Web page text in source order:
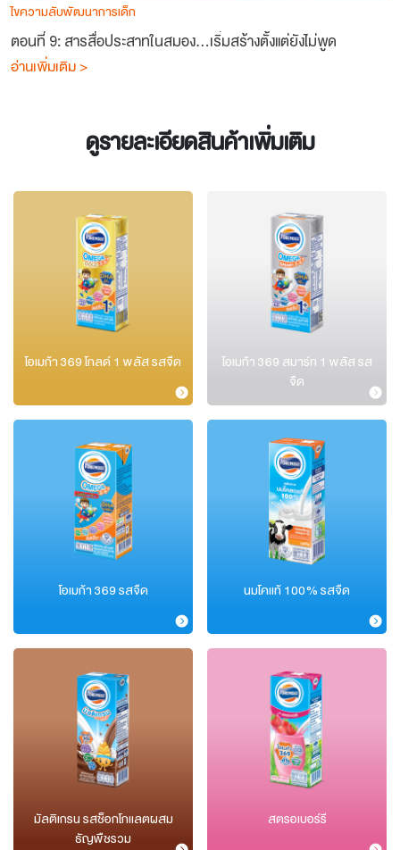
ไขความลับพัฒนาการเด็ก
ตอนที่ 9: สารสื่อประสาทในสมอง…เริ่มสร้างตั้งแต่ยังไม่พูด
อ่านเพิ่มเติม >
ดูรายละเอียดสินค้าเพิ่มเติม
โอเมก้า 369 โกลด์ 1 พลัส รสจืด
โอเมก้า 369 สมาร์ท 1 พลัส รส
จืด
โอเมก้า 369 รสจืด นมโคแท้ 100% รสจืด
มัลติเกรน รสช็อกโกแลตผสม
ธัญพืชรวม
สตรอเบอร์รี